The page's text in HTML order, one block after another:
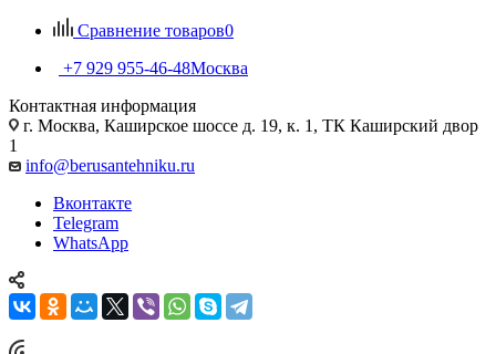
Сравнение товаров0
+7 929 955-46-48Москва
Контактная информация
г. Москва, Каширское шоссе д. 19, к. 1, ТК Каширский двор
1
info@berusantehniku.ru
Вконтакте
Telegram
WhatsApp